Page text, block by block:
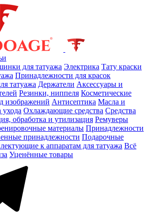
для татуажа Электрика Тату краски
Принадлежности для красок
татуажа Держатели Аксессуары и
Резинки, ниппеля Косметические
изображений Антисептика Масла и
ухода Охлаждающие средства Средства
обработка и утилизация Ремуверы
материалы Принадлежности
принадлежности Подарочные
к аппаратам для татуажа Всё
Уценённые товары